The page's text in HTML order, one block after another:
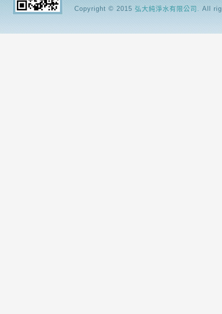
Copyright © 2015 弘大純淨水有限公司. All